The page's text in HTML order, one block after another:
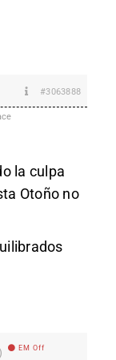
#3063888
la culpa
Otoño no
EM Off